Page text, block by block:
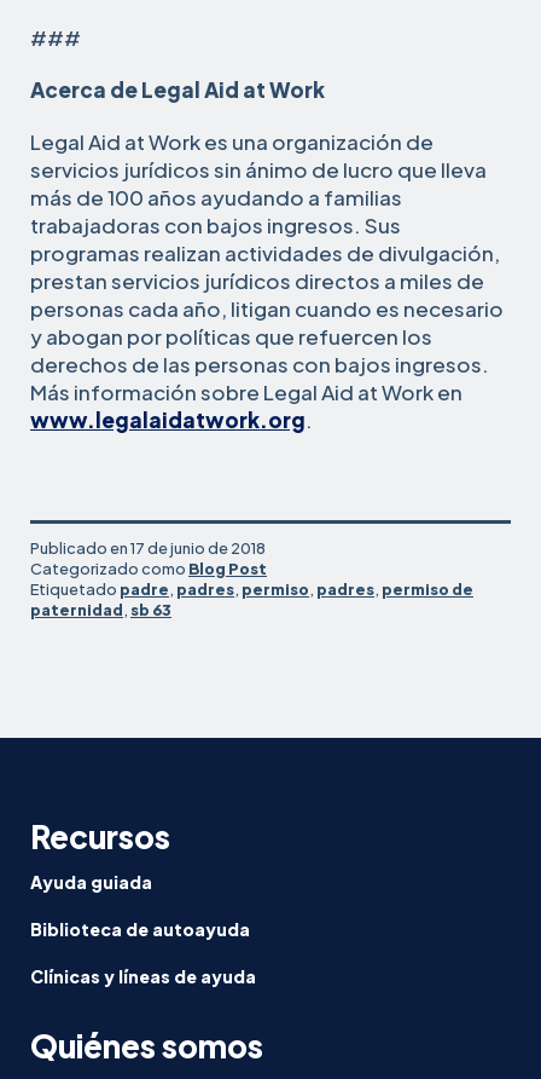
###
Acerca de Legal Aid at Work
Legal Aid at Work es una organización de
servicios jurídicos sin ánimo de lucro que lleva
más de 100 años ayudando a familias
trabajadoras con bajos ingresos. Sus
programas realizan actividades de divulgación,
prestan servicios jurídicos directos a miles de
personas cada año, litigan cuando es necesario
y abogan por políticas que refuercen los
derechos de las personas con bajos ingresos.
Más información sobre Legal Aid at Work en
www.legalaidatwork.org.
Publicado en17 de junio de 2018
Categorizado como Blog Post
Etiquetado padre, padres, permiso, padres, permiso de
paternidad, sb 63
Recursos
Ayuda guiada
Biblioteca de autoayuda
Clínicas y líneas de ayuda
Quiénes somos